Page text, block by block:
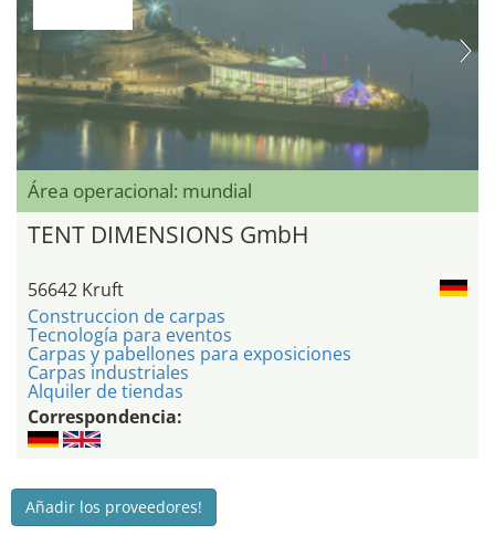
Área operacional: mundial
TENT DIMENSIONS GmbH
56642 Kruft
Construccion de carpas
Tecnología para eventos
Carpas y pabellones para exposiciones
Carpas industriales
Alquiler de tiendas
Correspondencia:
Añadir los proveedores!